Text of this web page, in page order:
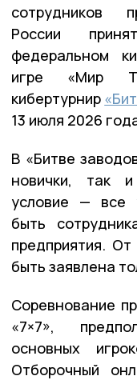
сотрудников
России
федеральном
игре «Мир
кибертурнир
13 июля 2026
В «Битве
новички, так
условие — все
быть
предприятия.
быть заявлена
Соревнование
«7×7»,
основных
Отборочный